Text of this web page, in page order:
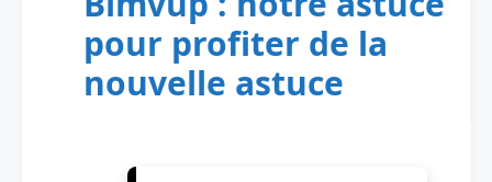
pour profiter de la
nouvelle astuce